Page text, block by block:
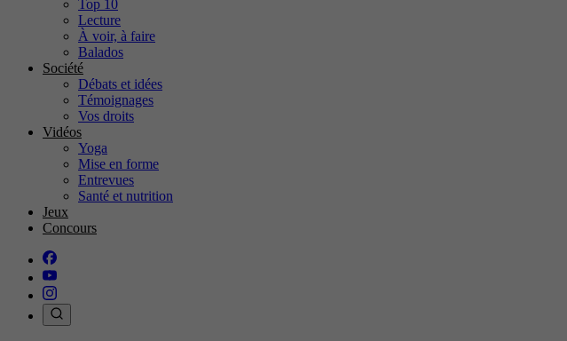
Top 10
Lecture
À voir, à faire
Balados
Société
Débats et idées
Témoignages
Vos droits
Vidéos
Yoga
Mise en forme
Entrevues
Santé et nutrition
Jeux
Concours